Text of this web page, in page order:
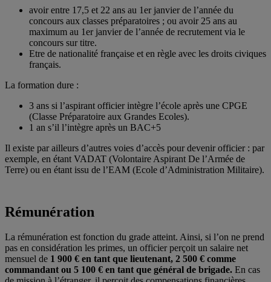
avoir entre 17,5 et 22 ans au 1er janvier de l’année du
concours aux classes préparatoires ; ou avoir 25 ans au
maximum au 1er janvier de l’année de recrutement via le
concours sur titre.
Etre de nationalité française et en règle avec les droits civiques
français.
La formation dure :
3 ans si l’aspirant officier intègre l’école après une CPGE
(Classe Préparatoire aux Grandes Ecoles).
1 an s’il l’intègre après un BAC+5
Il existe par ailleurs d’autres voies d’accès pour devenir officier : par
exemple, en étant VADAT (Volontaire Aspirant De l’Armée de
Terre) ou en étant issu de l’EAM (Ecole d’Administration Militaire).
Rémunération
La rémunération est fonction du grade atteint. Ainsi, si l’on ne prend
pas en considération les primes, un officier perçoit un salaire net
mensuel de 1 900 € en tant que lieutenant, 2 500 € comme
commandant ou 5 100 € en tant que général de brigade. En cas